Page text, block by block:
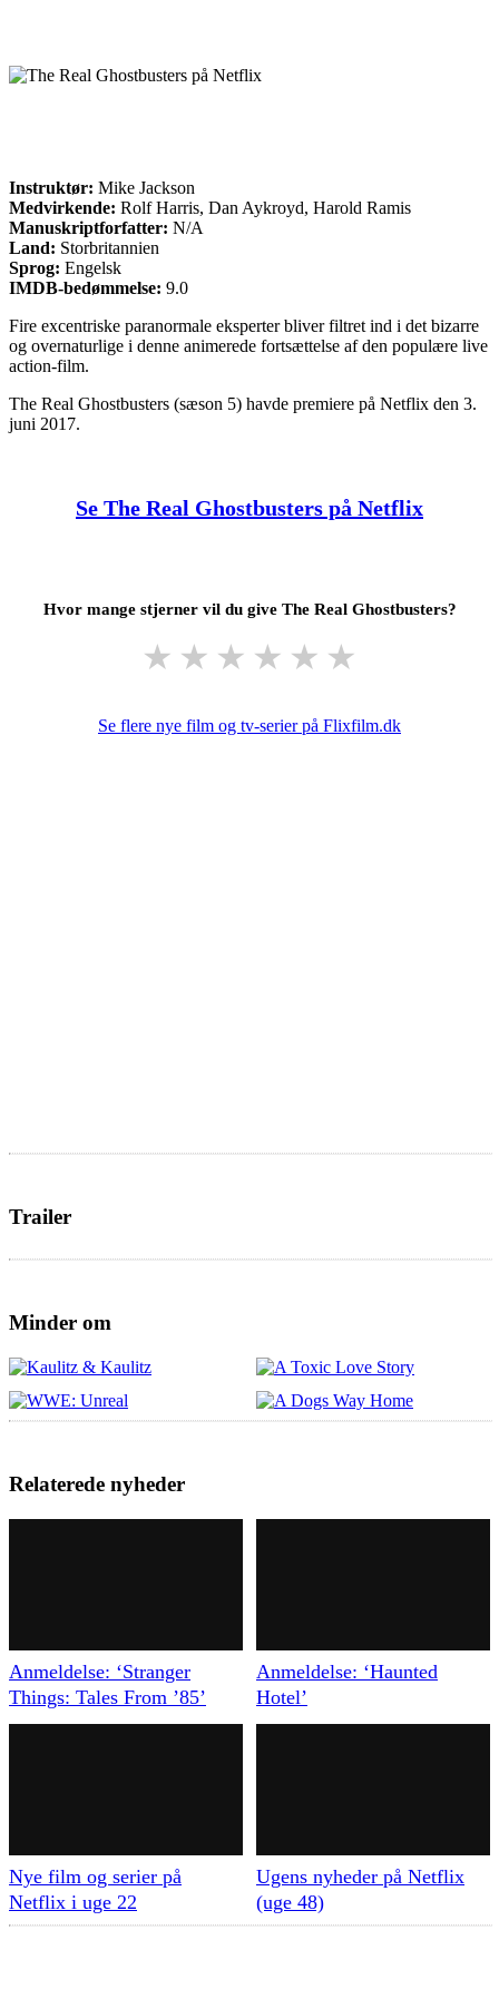
Instruktør: Mike Jackson
Medvirkende: Rolf Harris, Dan Aykroyd, Harold Ramis
Manuskriptforfatter: N/A
Land: Storbritannien
Sprog: Engelsk
IMDB-bedømmelse: 9.0
Fire excentriske paranormale eksperter bliver filtret ind i det bizarre
og overnaturlige i denne animerede fortsættelse af den populære live
action-film.
The Real Ghostbusters (sæson 5) havde premiere på Netflix den 3.
juni 2017.
Se The Real Ghostbusters på Netflix
Hvor mange stjerner vil du give The Real Ghostbusters?
★ ★ ★ ★ ★ ★
Se flere nye film og tv-serier på Flixfilm.dk
Trailer
Minder om
Relaterede nyheder
Anmeldelse: ‘Stranger
Things: Tales From ’85’
Anmeldelse: ‘Haunted
Hotel’
Nye film og serier på
Netflix i uge 22
Ugens nyheder på Netflix
(uge 48)